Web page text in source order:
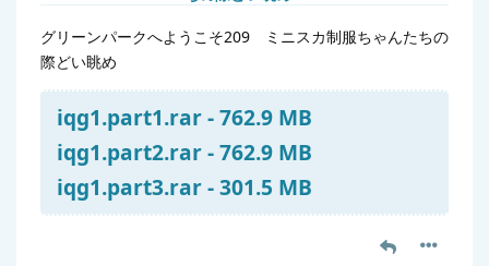
グリーンパークへようこそ209 ミニスカ制服ちゃんたちの
際どい眺め
iqg1.part1.rar - 762.9 MB
iqg1.part2.rar - 762.9 MB
iqg1.part3.rar - 301.5 MB